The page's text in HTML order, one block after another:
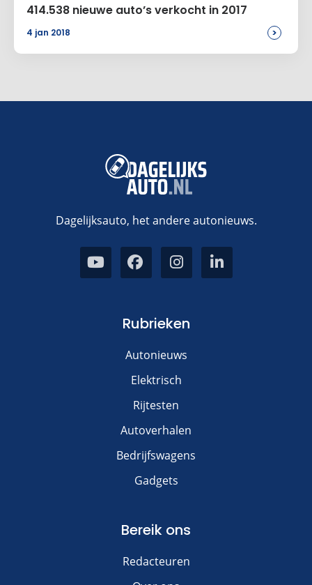
414.538 nieuwe auto’s verkocht in 2017
4 jan 2018 >
Dagelijksauto, het andere autonieuws.
Rubrieken
Autonieuws
Elektrisch
Rijtesten
Autoverhalen
Bedrijfswagens
Gadgets
Bereik ons
Redacteuren